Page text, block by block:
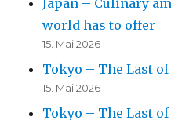
Japan – Culinary
world has to offer
15. Mai 2026
Tokyo – The Last of
15. Mai 2026
Tokyo – The Last of